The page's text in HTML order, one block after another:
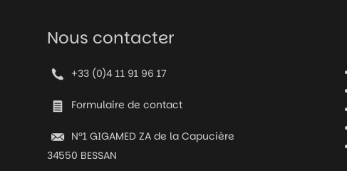
Nous contacter
+33 (0)4 11 91 96 17
Formulaire de contact
N°1 GIGAMED ZA de la Capucière
34550 BESSAN